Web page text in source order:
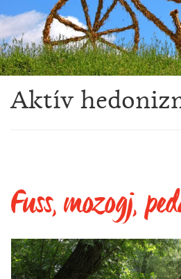
Aktív
Fuss, mozogj,